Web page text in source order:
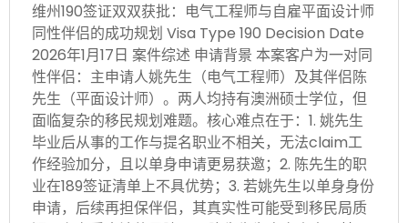
维州190签证双双获批：电气工程师与自雇平面设计师
同性伴侣的成功规划 Visa Type 190 Decision Date
2026年1月17日 案件综述 申请背景 本案客户为一对同
性伴侣：主申请人姚先生（电气工程师）及其伴侣陈
先生（平面设计师）。两人均持有澳洲硕士学位，但
面临复杂的移民规划难题。核心难点在于：1. 姚先生
毕业后从事的工作与提名职业不相关，无法claim工
作经验加分，且以单身申请更易获邀；2. 陈先生的职
业在189签证清单上不具优势；3. 若姚先生以单身身份
申请，后续再担保伴侣，其真实性可能受到移民局质